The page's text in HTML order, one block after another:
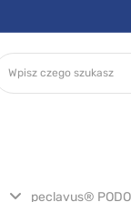
peclavus®